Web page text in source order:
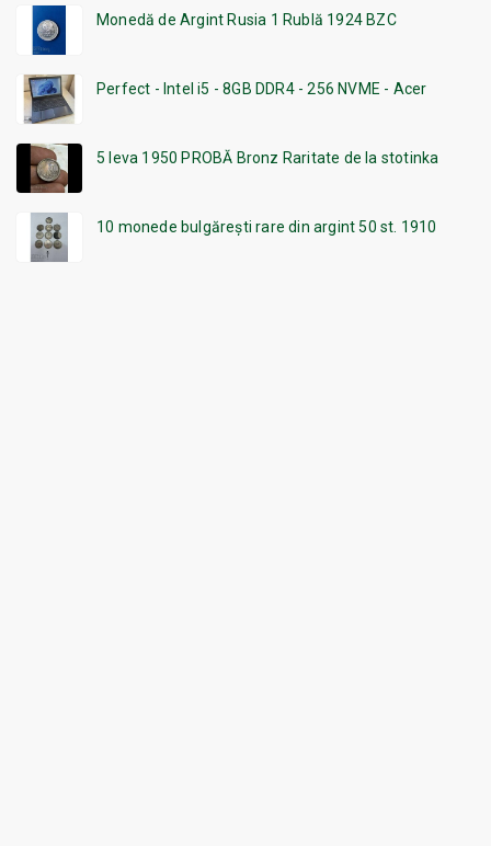
Monedă de Argint Rusia 1 Rublă 1924 BZC
Perfect - Intel i5 - 8GB DDR4 - 256 NVME - Acer
5 leva 1950 PROBĂ Bronz Raritate de la stotinka
10 monede bulgărești rare din argint 50 st. 1910